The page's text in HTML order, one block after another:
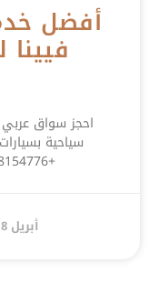
أفضل
احجز سواق
سياحية
+31638154776 بأفضل سعر وراحة تامة.
أبريل 18, 2026